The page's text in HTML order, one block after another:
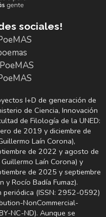
sociales!
I+D de generación de
de Ciencia, Innovación
de Filología de la UNED:
de 2019 y diciembre de
Laín Corona),
de 2022 y agosto de
Laín Corona) y
de 2025 y septiembre
y Rocío Badía Fumaz).
periódica (ISSN: 2952-0592)
NonCommercial-
NC-ND). Aunque se